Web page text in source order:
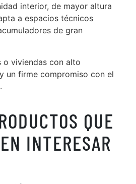
interior, de mayor altura
a espacios técnicos
de gran
o viviendas con alto
un firme compromiso con el
QUE
INTERESAR